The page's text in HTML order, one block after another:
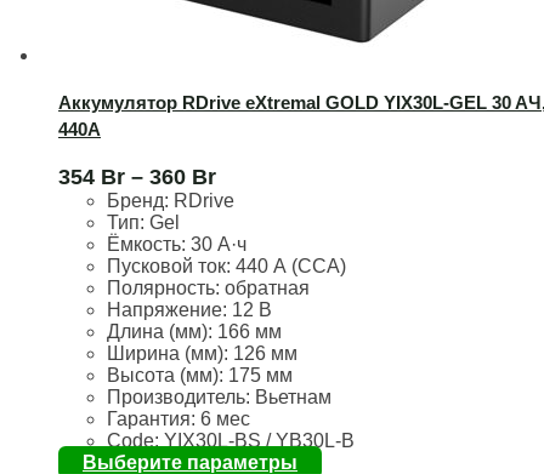
Аккумулятор RDrive eXtremal GOLD YIX30L-GEL 30
440А
354 Br – 360 Br
Бренд: RDrive
Тип: Gel
Ёмкость: 30 А·ч
Пусковой ток: 440 А (CCA)
Полярность: обратная
Напряжение: 12 В
Длина (мм): 166 мм
Ширина (мм): 126 мм
Высота (мм): 175 мм
Производитель: Вьетнам
Гарантия: 6 мес
Code: YIX30L-BS / YB30L-B
Выберите параметры